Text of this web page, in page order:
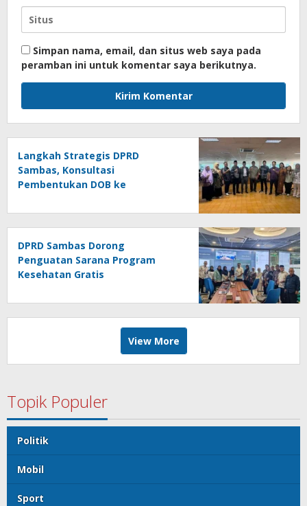
Simpan nama, email, dan situs web saya pada
peramban ini untuk komentar saya berikutnya.
Langkah Strategis DPRD
Sambas, Konsultasi
Pembentukan DOB ke
DPRD Sambas Dorong
Penguatan Sarana Program
Kesehatan Gratis
View More
Topik Populer
Politik
Mobil
Sport